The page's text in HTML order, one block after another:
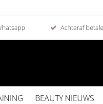
Achteraf
BEAUTY NIEUWS